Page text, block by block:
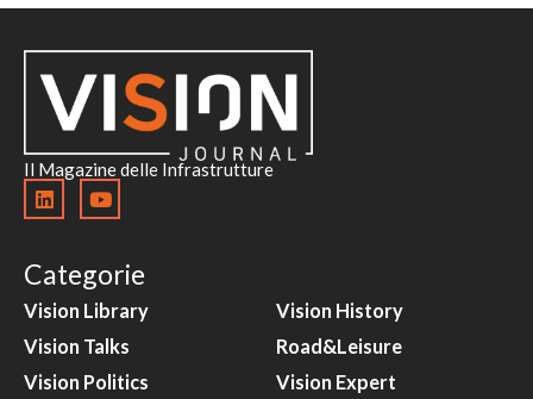
Il Magazine delle Infrastrutture
Categorie
Vision Library
Vision Talks
Vision Politics
Vision History
Road&Leisure
Vision Expert